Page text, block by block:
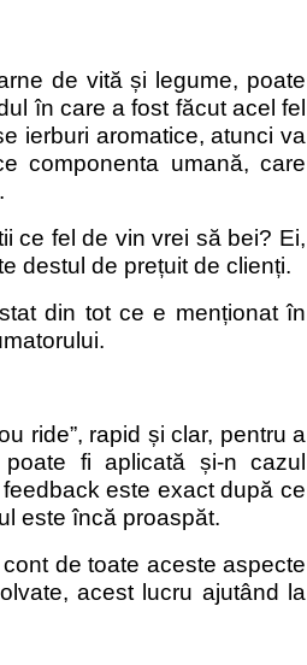
de vită și legume, poate
în care a fost făcut acel fel
ierburi aromatice, atunci va
componenta umană, care
ce fel de vin vrei să bei? Ei,
destul de prețuit de clienți.
din tot ce e menționat în
ride”, rapid și clar, pentru a
fi aplicată și-n cazul
este exact după ce
este încă proaspăt.
de toate aceste aspecte
acest lucru ajutând la